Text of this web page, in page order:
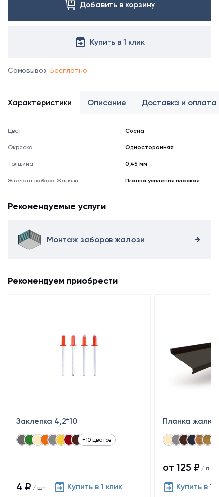
ламелям
связывая
повышая
жесткость
Купить
производителя
сайте.
Добавить в корзину
Купить в 1 клик
Самовывоз Бесплатно
Характеристики Описание Доставка и оплата
Цвет Сосна
Окраска Односторонняя
Толщина 0,45 мм
Элемент забора Жалюзи Планка усиления плоская
Рекомендуемые услуги
Монтаж заборов жалюзи
Рекомендуем приобрести
Заклепка 4,2*10
+10 цветов
4 ₽ / шт Купить в 1 клик
Планка
от 125 ₽ / п.м.
Купить в 1